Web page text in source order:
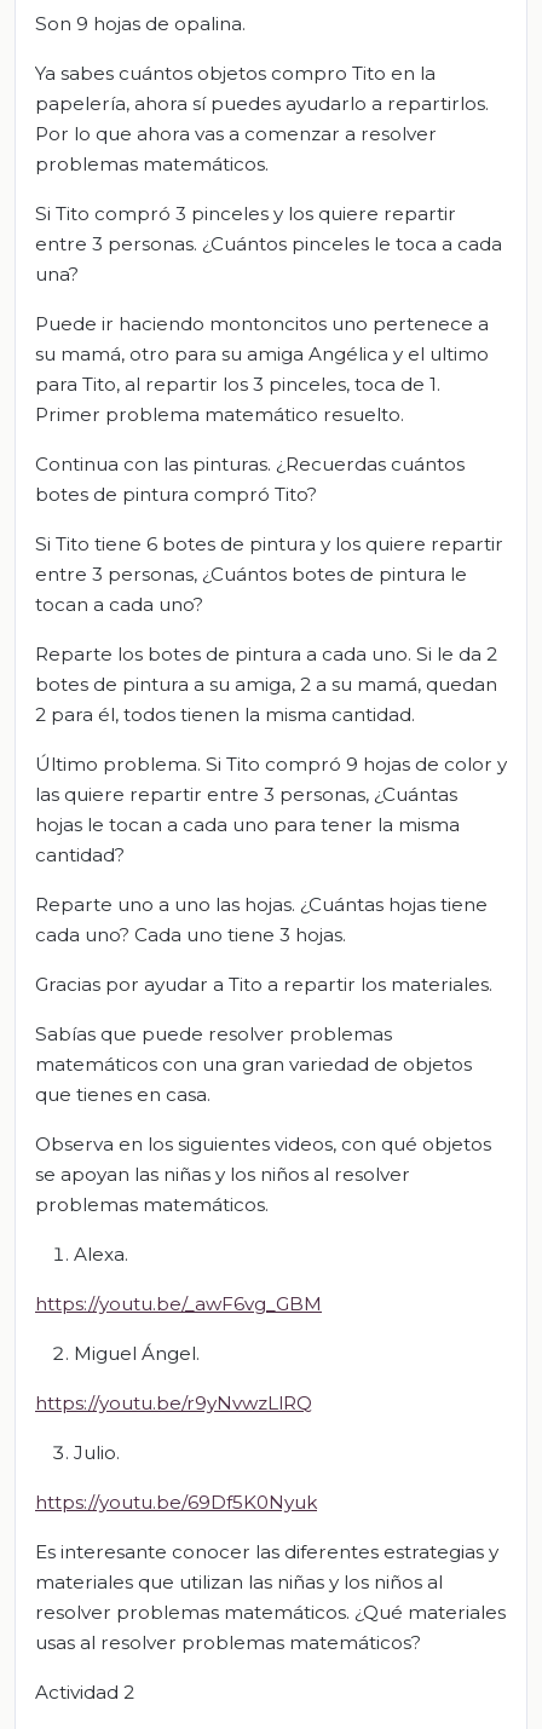
Son 9 hojas de opalina.
Ya sabes cuántos objetos compro Tito en la
papelería, ahora sí puedes ayudarlo a repartirlos.
Por lo que ahora vas a comenzar a resolver
problemas matemáticos.
Si Tito compró 3 pinceles y los quiere repartir
entre 3 personas. ¿Cuántos pinceles le toca a cada
una?
Puede ir haciendo montoncitos uno pertenece a
su mamá, otro para su amiga Angélica y el ultimo
para Tito, al repartir los 3 pinceles, toca de 1.
Primer problema matemático resuelto.
Continua con las pinturas. ¿Recuerdas cuántos
botes de pintura compró Tito?
Si Tito tiene 6 botes de pintura y los quiere repartir
entre 3 personas, ¿Cuántos botes de pintura le
tocan a cada uno?
Reparte los botes de pintura a cada uno. Si le da 2
botes de pintura a su amiga, 2 a su mamá, quedan
2 para él, todos tienen la misma cantidad.
Último problema. Si Tito compró 9 hojas de color y
las quiere repartir entre 3 personas, ¿Cuántas
hojas le tocan a cada uno para tener la misma
cantidad?
Reparte uno a uno las hojas. ¿Cuántas hojas tiene
cada uno? Cada uno tiene 3 hojas.
Gracias por ayudar a Tito a repartir los materiales.
Sabías que puede resolver problemas
matemáticos con una gran variedad de objetos
que tienes en casa.
Observa en los siguientes videos, con qué objetos
se apoyan las niñas y los niños al resolver
problemas matemáticos.
Alexa.
https://youtu.be/_awF6vg_GBM
Miguel Ángel.
https://youtu.be/r9yNvwzLlRQ
Julio.
https://youtu.be/69Df5K0Nyuk
Es interesante conocer las diferentes estrategias y
materiales que utilizan las niñas y los niños al
resolver problemas matemáticos. ¿Qué materiales
usas al resolver problemas matemáticos?
Actividad 2